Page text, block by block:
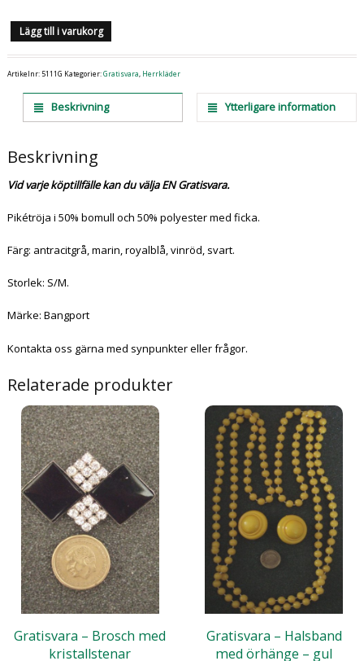
Lägg till i varukorg
Artikelnr: 5111G Kategorier:Gratisvara, Herrkläder
Beskrivning Ytterligare information
Beskrivning
Vid varje köptillfälle kan du välja EN Gratisvara.
Pikétröja i 50% bomull och 50% polyester med ficka.
Färg: antracitgrå, marin, royalblå, vinröd, svart.
Storlek: S/M.
Märke: Bangport
Kontakta oss gärna med synpunkter eller frågor.
Relaterade produkter
Gratisvara – Brosch med
kristallstenar
Gratisvara – Halsband
med örhänge – gul